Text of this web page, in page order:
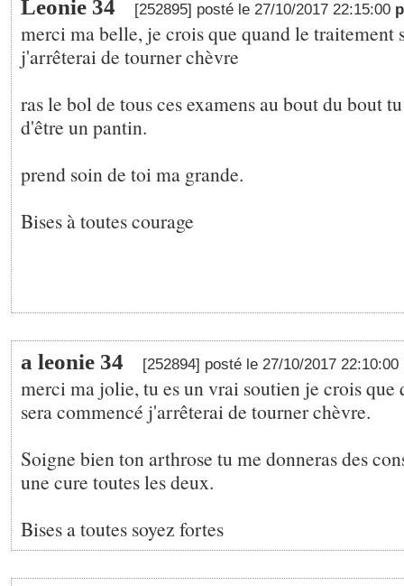
Leonie 34 [252895] posté le 27/10/2017 22:15:00
merci ma belle, je crois que quand le traitement
j'arrêterai de tourner chèvre
ras le bol de tous ces examens au bout du bout
d'être un pantin.
prend soin de toi ma grande.
Bises à toutes courage
a leonie 34 [252894] posté le 27/10/2017 22:10:00
merci ma jolie, tu es un vrai soutien je crois que
sera commencé j'arrêterai de tourner chèvre.
Soigne bien ton arthrose tu me donneras des
une cure toutes les deux.
Bises a toutes soyez fortes